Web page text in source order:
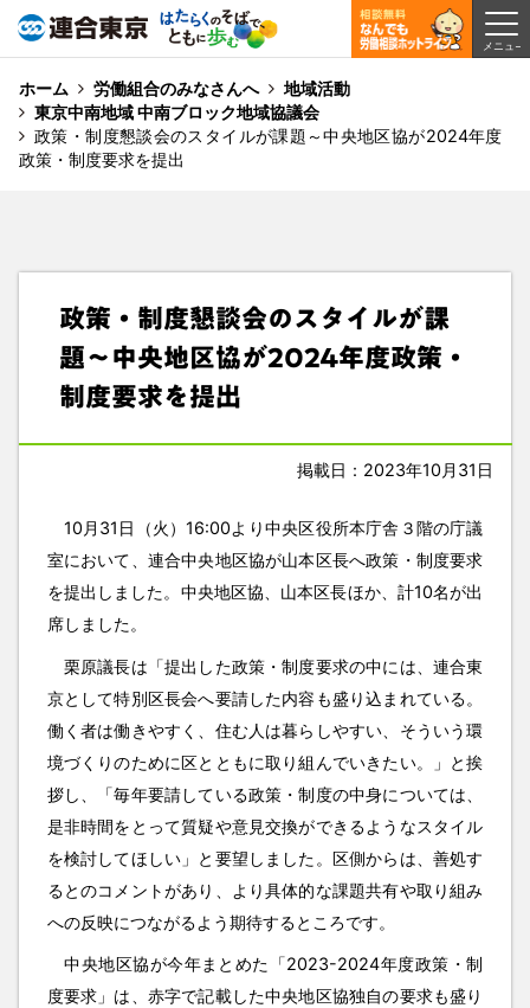
ホーム 労働組合のみなさんへ
地域活動
東京中南地域 中南ブロック地域協議会
政策・制度懇談会のスタイルが課題～中央地区協が2024年度
政策・制度要求を提出
政策・制度懇談会のスタイルが課
題～中央地区協が2024年度政策・
制度要求を提出
掲載日：2023年10月31日
10月31日（火）16:00より中央区役所本庁舎３階の庁議
室において、連合中央地区協が山本区長へ政策・制度要求
を提出しました。中央地区協、山本区長ほか、計10名が出
席しました。
栗原議長は「提出した政策・制度要求の中には、連合東
京として特別区長会へ要請した内容も盛り込まれている。
働く者は働きやすく、住む人は暮らしやすい、そういう環
境づくりのために区とともに取り組んでいきたい。」と挨
拶し、「毎年要請している政策・制度の中身については、
是非時間をとって質疑や意見交換ができるようなスタイル
を検討してほしい」と要望しました。区側からは、善処す
るとのコメントがあり、より具体的な課題共有や取り組み
への反映につながるよう期待するところです。
中央地区協が今年まとめた「2023-2024年度政策・制
度要求」は、赤字で記載した中央地区協独自の要求も盛り